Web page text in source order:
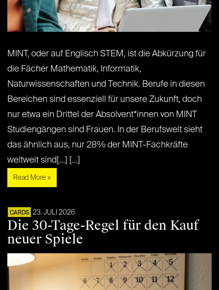
MINT, oder auf Englisch STEM, ist die Abkürzung für
die Fächer Mathematik, Informatik,
Naturwissenschaften und Technik. Berufe in diesen
Bereichen sind essenziell für unsere Zukunft, doch
nur etwa ein Drittel der Absolvent*innen von MINT
Studiengängen sind Frauen. In der Berufswelt sieht
das ähnlich aus, nur 28% der MINT-Fachkräfte
weltweit sind[...] [...]
Read More »
CARDS 23. JULI 2026
Die 30-Tage-Regel für den Kauf
neuer Spiele